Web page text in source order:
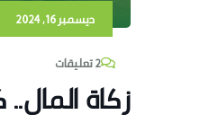
ديسمبر 16, 2024
2 تعليقات
زكاة